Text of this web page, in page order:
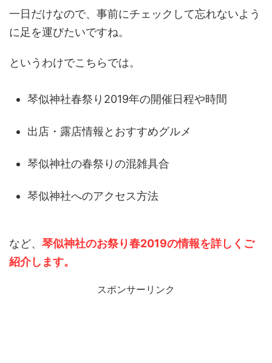
一日だけなので、事前にチェックして忘れないよう
に足を運びたいですね。
というわけでこちらでは。
琴似神社春祭り2019年の開催日程や時間
出店・露店情報とおすすめグルメ
琴似神社の春祭りの混雑具合
琴似神社へのアクセス方法
など、 琴似神社のお祭り春2019の情報を詳しくご
紹介します。
スポンサーリンク